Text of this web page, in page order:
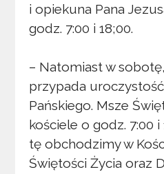
i opiekuna Pana
godz. 7:00 i 18;00.
– Natomiast w
przypada
Pańskiego. Msze
kościele o godz. 7:00
tę obchodzimy w
Świętości Życia oraz